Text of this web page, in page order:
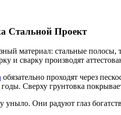
Стальной Проект
материал: стальные
и сварку производят
обязательно проходят через
Сверху грунтовка
Они радуют глаз